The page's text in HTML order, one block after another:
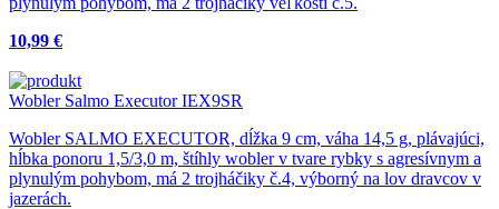
10,99 €
Wobler Salmo Executor IEX9SR
Wobler SALMO EXECUTOR, dĺžka 9 cm, váha 14,5 g, plávajúci,
hĺbka ponoru 1,5/3,0 m, štíhly wobler v tvare rybky s agresívnym a
plynulým pohybom, má 2 trojháčiky č.4, výborný na lov dravcov v
jazerách.